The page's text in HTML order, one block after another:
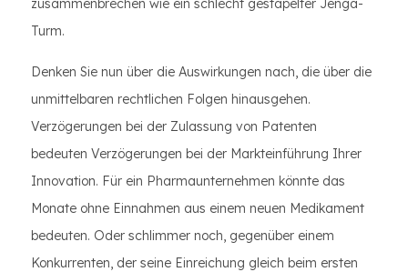
zusammenbrechen wie ein schlecht gestapelter Jenga-
Turm.
Denken Sie nun über die Auswirkungen nach, die über die
unmittelbaren rechtlichen Folgen hinausgehen.
Verzögerungen bei der Zulassung von Patenten
bedeuten Verzögerungen bei der Markteinführung Ihrer
Innovation. Für ein Pharmaunternehmen könnte das
Monate ohne Einnahmen aus einem neuen Medikament
bedeuten. Oder schlimmer noch, gegenüber einem
Konkurrenten, der seine Einreichung gleich beim ersten